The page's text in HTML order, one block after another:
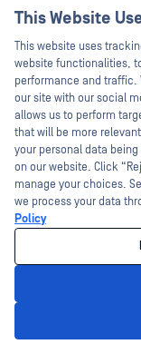
auf einer Consumer-
Erfolg? Lokal
über einer Million
wie Hugging Face
aus einer riesigen
Zwecke
Gegensatz zu
so umprogrammiert
"Das ist es, was ein
Sie sich vor, was
Sein Beispiel zeigt,
This Website
This website uses
website functionalities,
performance and traffic.
our site with our social
allows us to perform
that will be more
your personal data
on our website. Click
manage your choices.
we process your data
Policy